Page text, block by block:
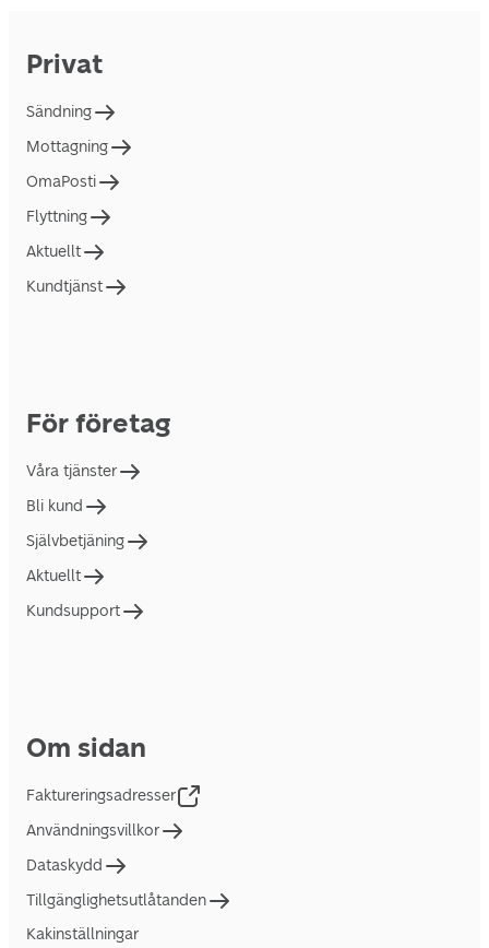
Privat
Sändning
Mottagning
OmaPosti
Flyttning
Aktuellt
Kundtjänst
För företag
Våra tjänster
Bli kund
Självbetjäning
Aktuellt
Kundsupport
Om sidan
Faktureringsadresser
Användningsvillkor
Dataskydd
Tillgänglighetsutlåtanden
Kakinställningar